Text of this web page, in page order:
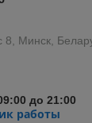
8, Минск,
до 21:00
работы